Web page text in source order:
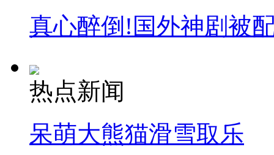
真心醉倒!国外神剧被
热点新闻
呆萌大熊猫滑雪取乐